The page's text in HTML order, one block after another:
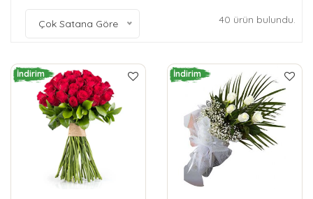
Çok Satana Göre 40 ürün bulundu.
İndirim İndirim